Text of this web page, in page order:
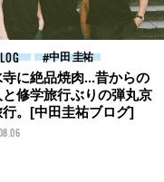
中田 圭祐
に絶品焼肉...昔からの
修学旅行ぶりの弾丸京
行。[中田圭祐ブログ]